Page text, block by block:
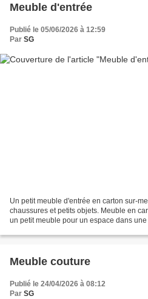
Meuble d'entrée
Publié le 05/06/2026 à 12:59
Par SG
Un petit meuble d'entrée en carton sur-
chaussures et petits objets. Meuble en
un petit meuble pour un espace dans
Meuble couture
Publié le 24/04/2026 à 08:12
Par SG